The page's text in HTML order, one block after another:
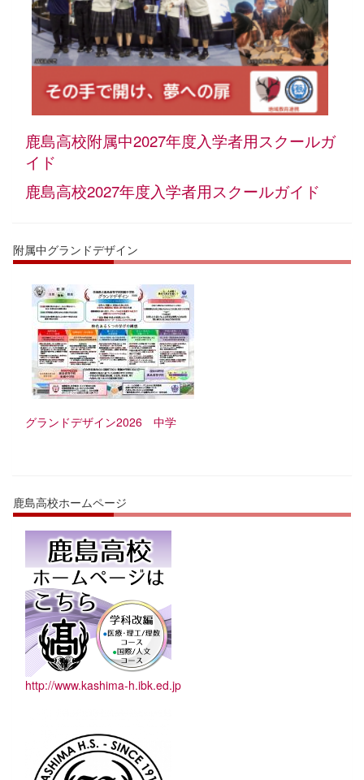
鹿島高校附属中2027年度入学者用スクールガ
イド
鹿島高校2027年度入学者用スクールガイド
附属中グランドデザイン
グランドデザイン2026 中学
鹿島高校ホームページ
http://www.kashima-h.ibk.ed.jp